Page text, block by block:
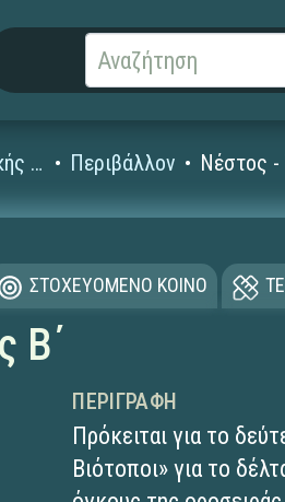
Ταινίες Εκπαιδευτικής Τηλεόρασης για τη Δευτεροβάθμια Περιβάλλον Νέστος -
ΣΤΟΧΕΥΟΜΕΝΟ ΚΟΙΝΟ
Β΄
ΠΕΡΙΓΡΑΦΉ
Πρόκειται για το
Βιότοποι» για το